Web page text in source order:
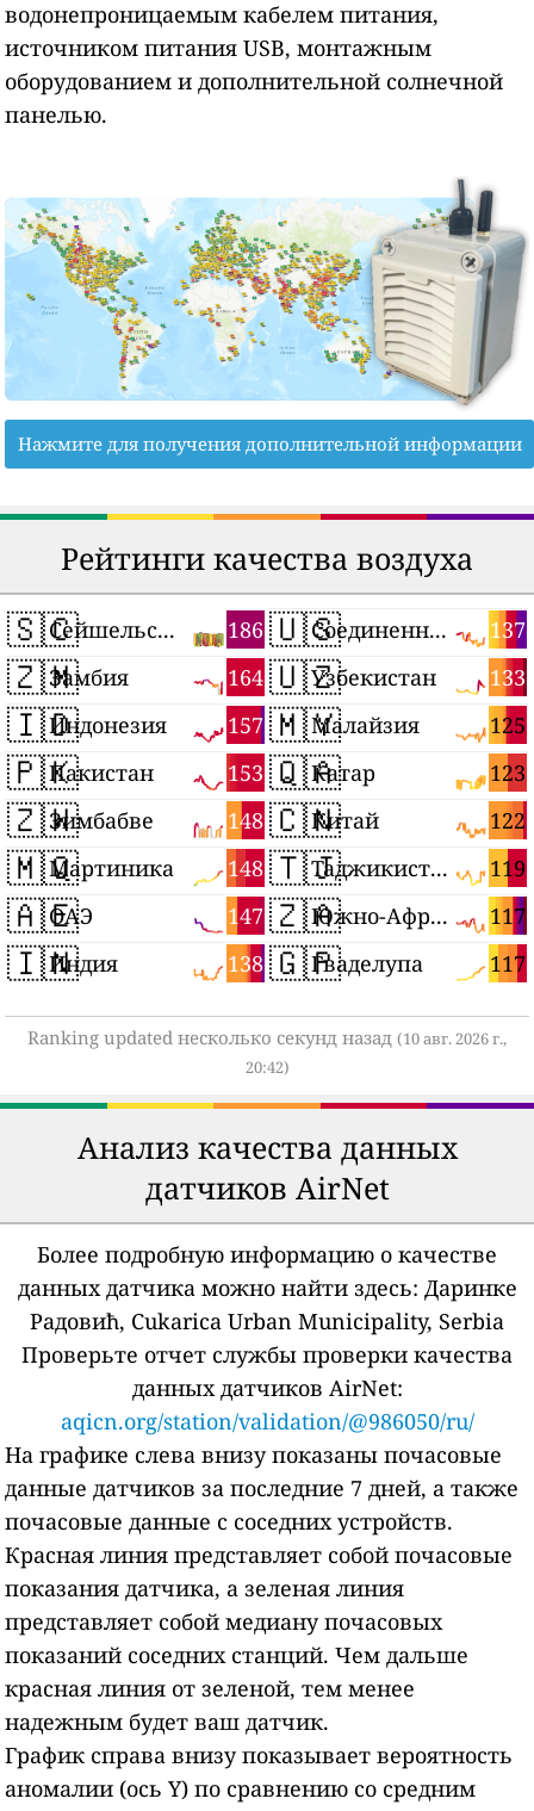
водонепроницаемым кабелем питания,
источником питания USB, монтажным
оборудованием и дополнительной солнечной
панелью.
Нажмите для получения дополнительной информации
Рейтинги качества воздуха
🇸🇨 186
Сейшельские Острова
🇿🇲 164
Замбия
🇮🇩 157
Индонезия
🇵🇰 153
Пакистан
🇿🇼 148
Зимбабве
🇲🇶 148
Мартиника
🇦🇪 147
ОАЭ
🇮🇳 138
Индия
🇺🇸 137
Соединенные Штаты
🇺🇿 133
Узбекистан
🇲🇾 125
Малайзия
🇶🇦 123
Катар
🇨🇳 122
Китай
🇹🇯 119
Таджикистан
🇿🇦 117
Южно-Африканская Республика
🇬🇵 117
Гваделупа
Ranking updated несколько секунд назад (10 авг. 2026 г.,
20:42)
Анализ качества данных
датчиков AirNet
Более подробную информацию о качестве
данных датчика можно найти здесь: Даринке
Радовић, Cukarica Urban Municipality, Serbia
Проверьте отчет службы проверки качества
данных датчиков AirNet:
aqicn.org/station/validation/@986050/ru/
На графике слева внизу показаны почасовые
данные датчиков за последние 7 дней, а также
почасовые данные с соседних устройств.
Красная линия представляет собой почасовые
показания датчика, а зеленая линия
представляет собой медиану почасовых
показаний соседних станций. Чем дальше
красная линия от зеленой, тем менее
надежным будет ваш датчик.
График справа внизу показывает вероятность
аномалии (ось Y) по сравнению со средним